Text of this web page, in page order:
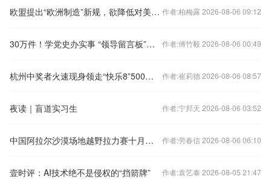
欧盟提出“欧洲制造”新规，欲降低对美国科技巨头的依赖 作者:柏梅露 2026-08-06 09:12
30万件！学党史办实事 “领导留言板”助力解决群众“急难愁盼” 作者:傅竹毅 2026-08-06 00:49
杭州中奖者火速现身领走“快乐8”500万大奖 作者:崔莉德 2026-08-06 08:57
夜读｜盲道实习生 作者:宁邦天 2026-08-06 03:52
中国阿拉尔沙漠场地越野拉力赛十月开赛 作者:劳春信 2026-08-06 06:10
壹时评：AI技术绝不是侵权的“挡箭牌” 作者:袁艺泰 2026-08-05 21:47